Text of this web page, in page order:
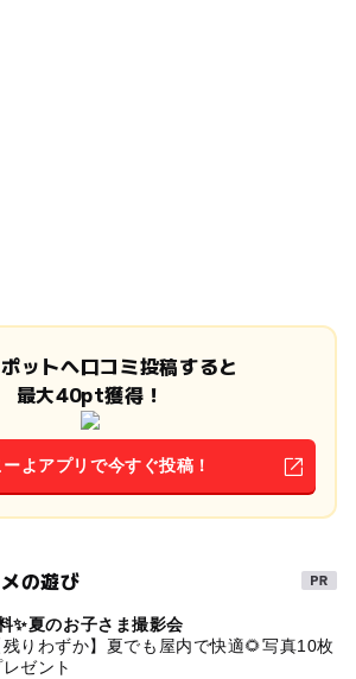
ットへ口コミ投稿すると
最大40pt獲得！
ーよアプリで今すぐ投稿！
の遊び
✨夏のお子さま撮影会
残りわずか】夏でも屋内で快適🌻写真10枚
レゼント